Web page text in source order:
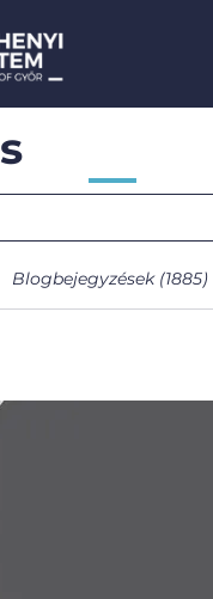
Blogbejegyzések (1885)